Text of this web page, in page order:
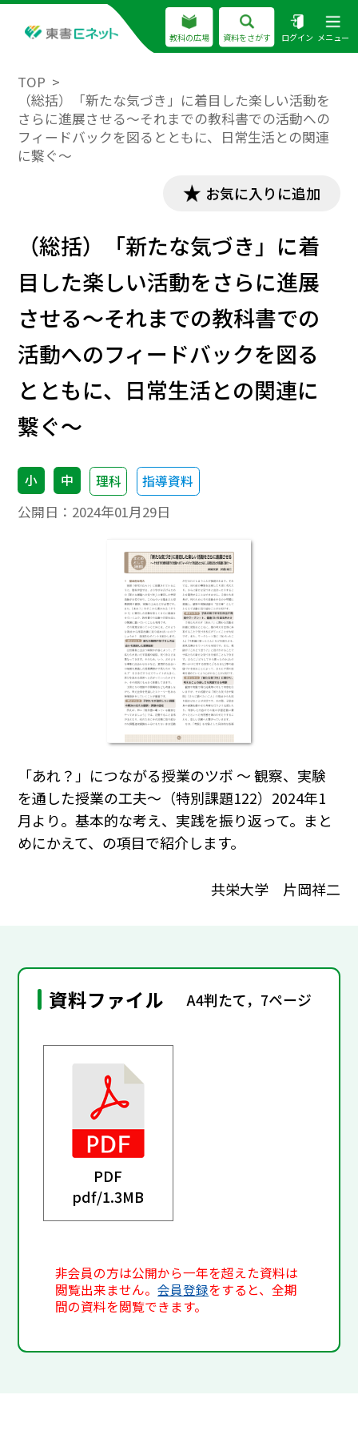
教科の広場 資料をさがす ログイン メニュー
TOP
（総括）「新たな気づき」に着目した楽しい活動を
さらに進展させる〜それまでの教科書での活動への
フィードバックを図るとともに、日常生活との関連
に繋ぐ〜
お気に入りに追加
（総括）「新たな気づき」に着
目した楽しい活動をさらに進展
させる〜それまでの教科書での
活動へのフィードバックを図る
とともに、日常生活との関連に
繋ぐ〜
小 中 理科 指導資料
公開日： 2024年01月29日
「あれ？」につながる授業のツボ 〜 観察、実験
を通した授業の工夫〜（特別課題122）2024年1
月より。基本的な考え、実践を振り返って。まと
めにかえて、の項目で紹介します。
共栄大学 片岡祥二
資料ファイル A4判たて，7ページ
PDF
pdf/1.3MB
非会員の方は公開から一年を超えた資料は
閲覧出来ません。会員登録をすると、全期
間の資料を閲覧できます。